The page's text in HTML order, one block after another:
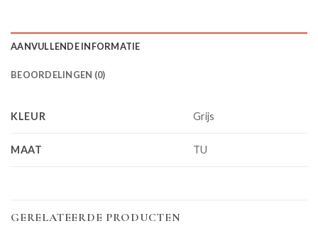
AANVULLENDE INFORMATIE
BEOORDELINGEN (0)
KLEUR Grijs
MAAT TU
GERELATEERDE PRODUCTEN